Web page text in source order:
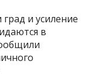
и усиление
в